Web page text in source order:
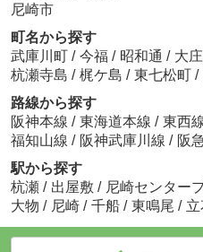
尼崎市
町名から探す
武庫川町 / 今福 / 昭和通 / 大
杭瀬寺島 / 梶ケ島 / 東七松町 /
路線から探す
阪神本線 / 東海道本線 / 東西
福知山線 / 阪神武庫川線 / 阪
駅から探す
杭瀬 / 出屋敷 / 尼崎センター
大物 / 尼崎 / 千船 / 東鳴尾 /